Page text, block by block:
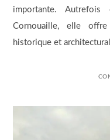
importante.
Cornouaille, elle
historique et